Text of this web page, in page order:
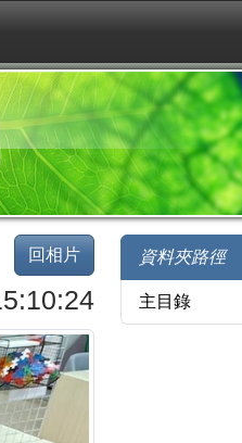
回相片
資料夾路徑
主目錄